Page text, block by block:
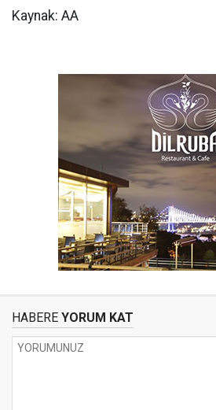
Kaynak: AA
HABERE YORUM KAT